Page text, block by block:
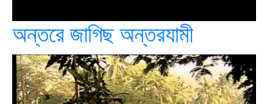
অন্তরে জাগিছ অন্তরযামী